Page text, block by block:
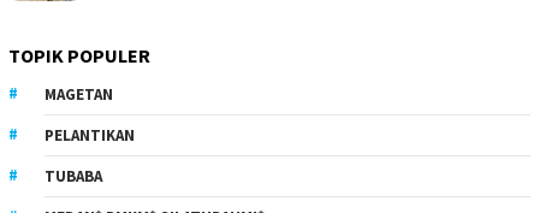
TOPIK POPULER
MAGETAN
PELANTIKAN
TUBABA